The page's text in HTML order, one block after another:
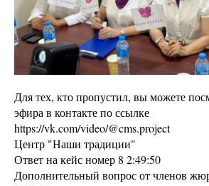
Для тех, кто пропустил, вы можете
эфира в контакте по ссылке
https://vk.com/video/@cms.project
Центр "Наши традиции"
Ответ на кейс номер 8 2:49:50
Дополнительный вопрос от членов